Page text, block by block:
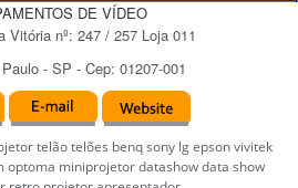
DE VÍDEO
Vitórianº: 247 / 257 Loja 011
- SP - Cep: 01207-001
telão telões benq sony lg epson vivitek
optoma miniprojetor datashow data show